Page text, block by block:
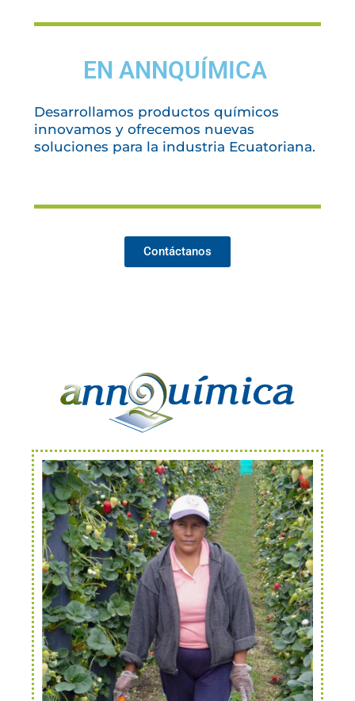
EN ANNQUÍMICA
Desarrollamos productos químicos
innovamos y ofrecemos nuevas
soluciones para la industria Ecuatoriana.
Contáctanos